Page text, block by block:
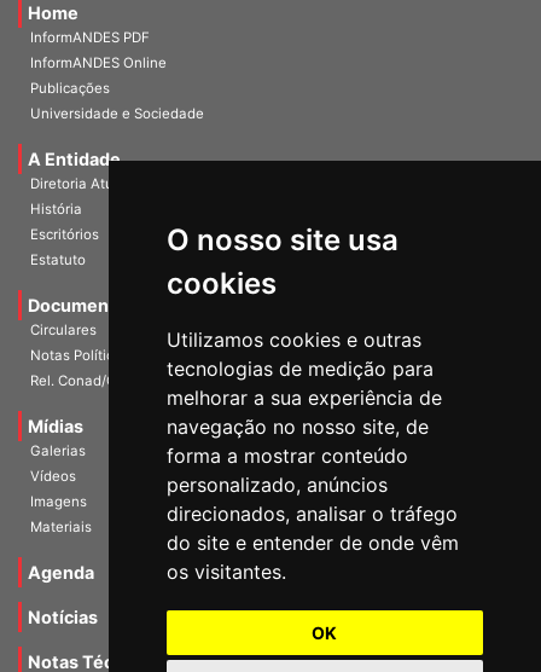
O nosso site usa
cookies
Utilizamos cookies e outras
tecnologias de medição para
melhorar a sua experiência de
navegação no nosso site, de
forma a mostrar conteúdo
personalizado, anúncios
direcionados, analisar o tráfego
do site e entender de onde vêm
os visitantes.
OK
Home
InformANDES PDF
InformANDES Online
Publicações
Universidade e Sociedade
A Entidade
Diretoria Atual
História
Escritórios
Estatuto
Documentos
Circulares
Notas Políticas
Rel. Conad/Congresso
Mídias
Galerias
Vídeos
Imagens
Materiais
Agenda
Notícias
Notas Técnicas